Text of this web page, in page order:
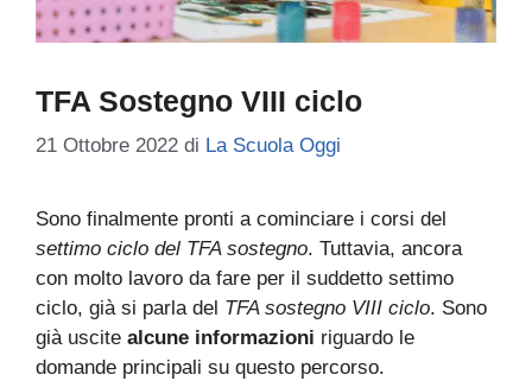
TFA Sostegno VIII ciclo
21 Ottobre 2022 di La Scuola Oggi
Sono finalmente pronti a cominciare i corsi del
settimo ciclo del TFA sostegno. Tuttavia, ancora
con molto lavoro da fare per il suddetto settimo
ciclo, già si parla del TFA sostegno VIII ciclo. Sono
già uscite alcune informazioni riguardo le
domande principali su questo percorso.